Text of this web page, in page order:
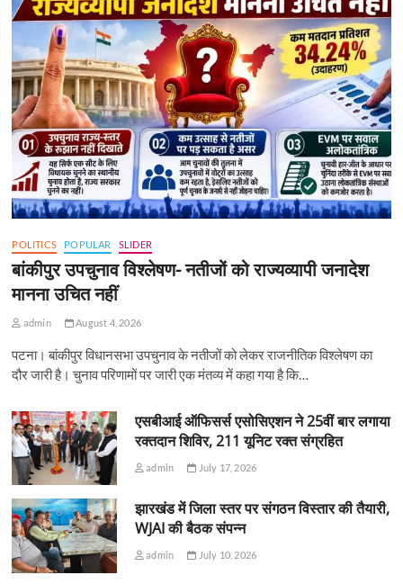
POLITICS POPULAR SLIDER
बांकीपुर उपचुनाव विश्लेषण- नतीजों को राज्यव्यापी जनादेश
मानना उचित नहीं
admin August 4, 2026
पटना। बांकीपुर विधानसभा उपचुनाव के नतीजों को लेकर राजनीतिक विश्लेषण का
दौर जारी है। चुनाव परिणामों पर जारी एक मंतव्य में कहा गया है कि…
एसबीआई ऑफिसर्स एसोसिएशन ने 25वीं बार लगाया
रक्तदान शिविर, 211 यूनिट रक्त संग्रहित
admin July 17, 2026
झारखंड में जिला स्तर पर संगठन विस्तार की तैयारी,
WJAI की बैठक संपन्न
admin July 10, 2026